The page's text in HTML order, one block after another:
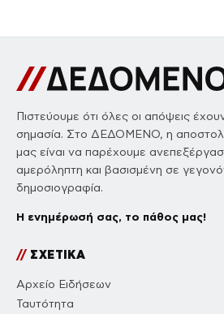
Πιστεύουμε ότι όλες οι απόψεις
σημασία. Στο ΔΕΔΟΜΕΝΟ, η
μας είναι να παρέχουμε
αμερόληπτη και βασισμένη σε
δημοσιογραφία.
Η ενημέρωσή σας, το πάθος μας!
//ΣΧΕΤΙΚΑ
Αρχείο Ειδήσεων
Ταυτότητα